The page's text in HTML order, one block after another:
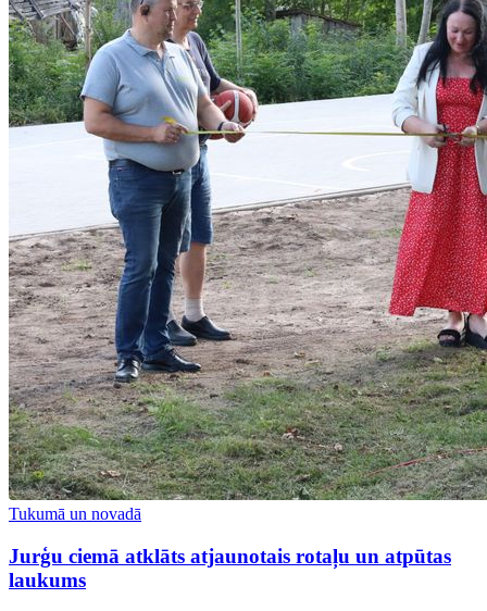
Tukumā un novadā
Jurģu ciemā atklāts atjaunotais rotaļu un atpūtas
laukums